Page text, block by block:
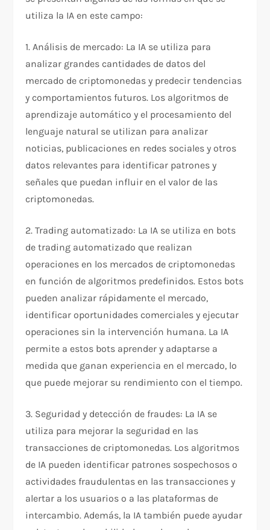
utiliza la IA en este campo:
1. Análisis de mercado: La IA se utiliza para
analizar grandes cantidades de datos del
mercado de criptomonedas y predecir tendencias
y comportamientos futuros. Los algoritmos de
aprendizaje automático y el procesamiento del
lenguaje natural se utilizan para analizar
noticias, publicaciones en redes sociales y otros
datos relevantes para identificar patrones y
señales que puedan influir en el valor de las
criptomonedas.
2. Trading automatizado: La IA se utiliza en bots
de trading automatizado que realizan
operaciones en los mercados de criptomonedas
en función de algoritmos predefinidos. Estos bots
pueden analizar rápidamente el mercado,
identificar oportunidades comerciales y ejecutar
operaciones sin la intervención humana. La IA
permite a estos bots aprender y adaptarse a
medida que ganan experiencia en el mercado, lo
que puede mejorar su rendimiento con el tiempo.
3. Seguridad y detección de fraudes: La IA se
utiliza para mejorar la seguridad en las
transacciones de criptomonedas. Los algoritmos
de IA pueden identificar patrones sospechosos o
actividades fraudulentas en las transacciones y
alertar a los usuarios o a las plataformas de
intercambio. Además, la IA también puede ayudar